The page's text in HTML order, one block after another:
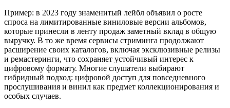
Пример: в 2023 году знаменитый лейбл объявил о росте
спроса на лимитированные виниловые версии альбомов,
которые принесли в ленту продаж заметный вклад в общую
выручку. В то же время сервисы стриминга продолжают
расширение своих каталогов, включая эксклюзивные релизы
и ремастеринги, что сохраняет устойчивый интерес к
цифровому формату. Многие слушатели выбирают
гибридный подход: цифровой доступ для повседневного
прослушивания и винил как предмет коллекционирования и
особых случаев.